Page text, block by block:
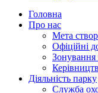
Головна
Про нас
Мета
Офіційні
Зонування
Діяльність парку
Служба